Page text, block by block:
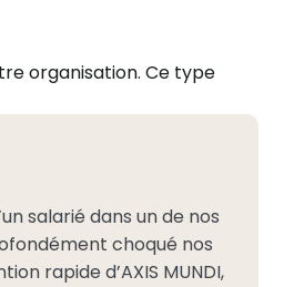
organisation. Ce type
salarié dans un de nos
choqué nos
rapide d’AXIS MUNDI,